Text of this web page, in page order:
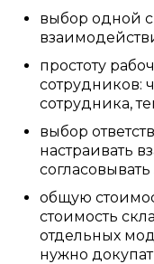
выбор одной
простоту
сотрудников:
сотрудника,
выбор
настраивать
общую
стоимость
отдельных
нужно